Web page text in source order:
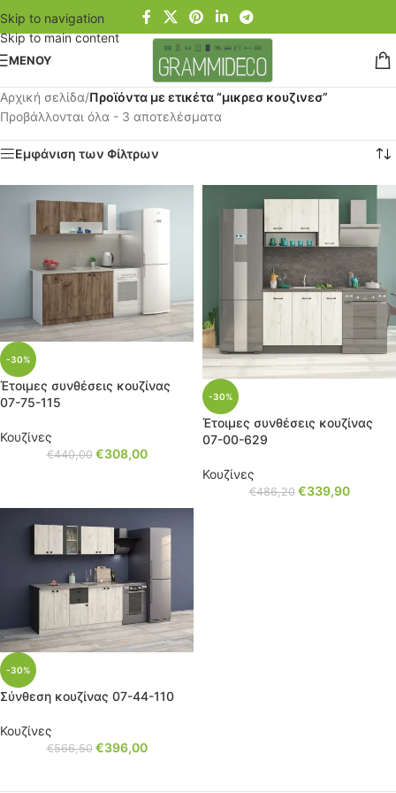
Skip to navigation
Skip to main content
ΜΕΝΟΥ
Αρχική σελίδα/Προϊόντα με ετικέτα “μικρεσ κουζινεσ”
Προβάλλονται όλα - 3 αποτελέσματα
Εμφάνιση των Φίλτρων
-30%
Έτοιμες συνθέσεις κουζίνας
07-75-115
Κουζίνες
€440,00 €308,00
-30%
Έτοιμες συνθέσεις κουζίνας
07-00-629
Κουζίνες
€486,20 €339,90
-30%
Σύνθεση κουζίνας 07-44-110
Κουζίνες
€566,50 €396,00